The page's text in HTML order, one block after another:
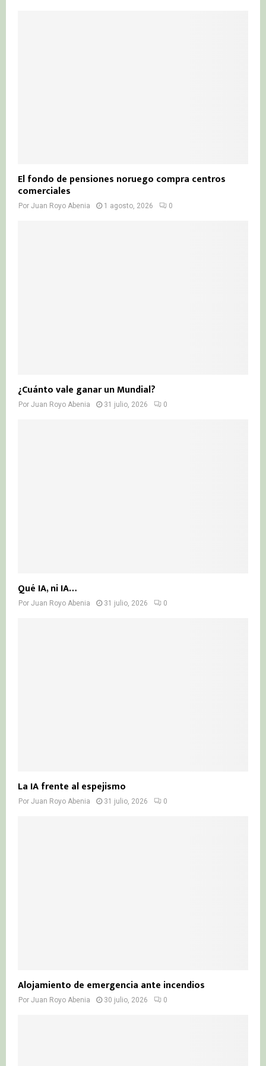
El fondo de pensiones noruego compra centros
comerciales
Por Juan Royo Abenia 1 agosto, 2026 0
¿Cuánto vale ganar un Mundial?
Por Juan Royo Abenia 31 julio, 2026 0
Qué IA, ni IA…
Por Juan Royo Abenia 31 julio, 2026 0
La IA frente al espejismo
Por Juan Royo Abenia 31 julio, 2026 0
Alojamiento de emergencia ante incendios
Por Juan Royo Abenia 30 julio, 2026 0